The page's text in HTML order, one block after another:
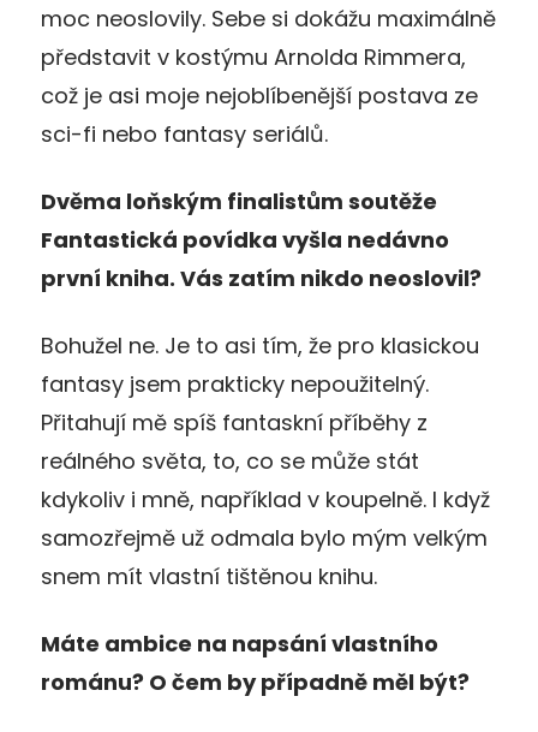
moc neoslovily. Sebe si dokážu maximálně
představit v kostýmu Arnolda Rimmera,
což je asi moje nejoblíbenější postava ze
sci-fi nebo fantasy seriálů.
Dvěma loňským finalistům soutěže
Fantastická povídka vyšla nedávno
první kniha. Vás zatím nikdo neoslovil?
Bohužel ne. Je to asi tím, že pro klasickou
fantasy jsem prakticky nepoužitelný.
Přitahují mě spíš fantaskní příběhy z
reálného světa, to, co se může stát
kdykoliv i mně, například v koupelně. I když
samozřejmě už odmala bylo mým velkým
snem mít vlastní tištěnou knihu.
Máte ambice na napsání vlastního
románu? O čem by případně měl být?